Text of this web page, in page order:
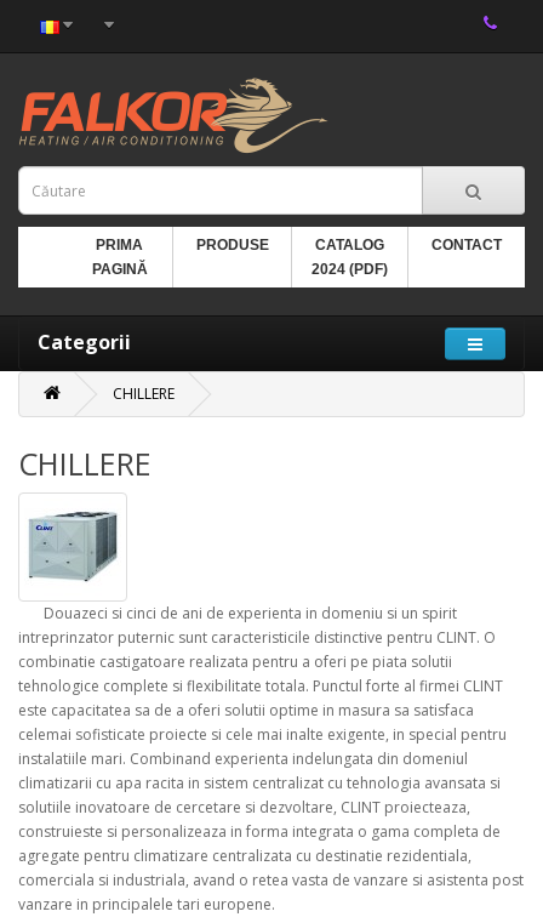
PRIMA
PAGINĂ
PRODUSE
CATALOG
2024 (PDF)
CONTACT
Categorii
CHILLERE
CHILLERE
Douazeci si cinci de ani de experienta in domeniu si un spirit
intreprinzator puternic sunt caracteristicile distinctive pentru CLINT. O
combinatie castigatoare realizata pentru a oferi pe piata solutii
tehnologice complete si flexibilitate totala. Punctul forte al firmei CLINT
este capacitatea sa de a oferi solutii optime in masura sa satisfaca
celemai sofisticate proiecte si cele mai inalte exigente, in special pentru
instalatiile mari. Combinand experienta indelungata din domeniul
climatizarii cu apa racita in sistem centralizat cu tehnologia avansata si
solutiile inovatoare de cercetare si dezvoltare, CLINT proiecteaza,
construieste si personalizeaza in forma integrata o gama completa de
agregate pentru climatizare centralizata cu destinatie rezidentiala,
comerciala si industriala, avand o retea vasta de vanzare si asistenta post
vanzare in principalele tari europene.